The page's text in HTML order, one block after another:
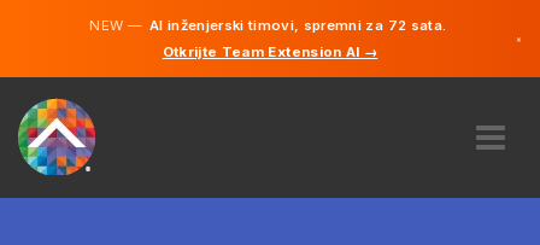
NEW —AI inženjerski timovi, spremni za 72 sata.
Otkrijte Team Extension AI →
×